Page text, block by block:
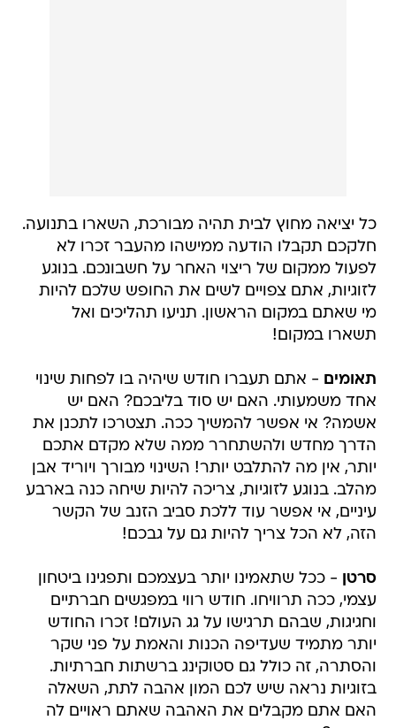
כל יציאה מחוץ לבית תהיה מבורכת, השארו בתנועה.
חלקכם תקבלו הודעה ממישהו מהעבר זכרו לא
לפעול ממקום של ריצוי האחר על חשבונכם. בנוגע
לזוגיות, אתם צפויים לשים את החופש שלכם להיות
מי שאתם במקום הראשון. תניעו תהליכים ואל
תשארו במקום!
תאומים - אתם תעברו חודש שיהיה בו לפחות שינוי
אחד משמעותי. האם יש סוד בליבכם? האם יש
אשמה? אי אפשר להמשיך ככה. תצטרכו לתכנן את
הדרך מחדש ולהשתחרר ממה שלא מקדם אתכם
יותר, אין מה להתלבט יותר! השינוי מבורך ויוריד אבן
מהלב. בנוגע לזוגיות, צריכה להיות שיחה כנה בארבע
עיניים, אי אפשר עוד ללכת סביב הזנב של הקשר
הזה, לא הכל צריך להיות גם על גבכם!
סרטן - ככל שתאמינו יותר בעצמכם ותפגינו ביטחון
עצמי, ככה תרוויחו. חודש רווי במפגשים חברתיים
וחגיגות, שבהם תרגישו על גג העולם! זכרו החודש
יותר מתמיד שעדיפה הכנות והאמת על פני שקר
והסתרה, זה כולל גם סטוקינג ברשתות חברתיות.
בזוגיות נראה שיש לכם המון אהבה לתת, השאלה
האם אתם מקבלים את האהבה שאתם ראויים לה